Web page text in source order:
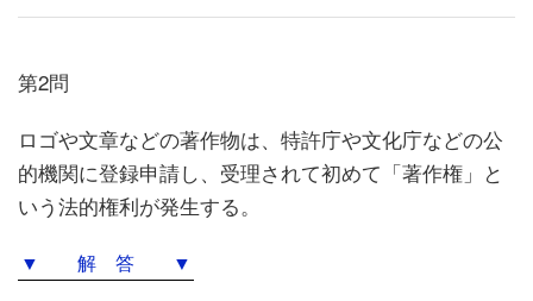
第2問
ロゴや文章などの著作物は、特許庁や文化庁などの公
的機関に登録申請し、受理されて初めて「著作権」と
いう法的権利が発生する。
▼ 解 答 ▼